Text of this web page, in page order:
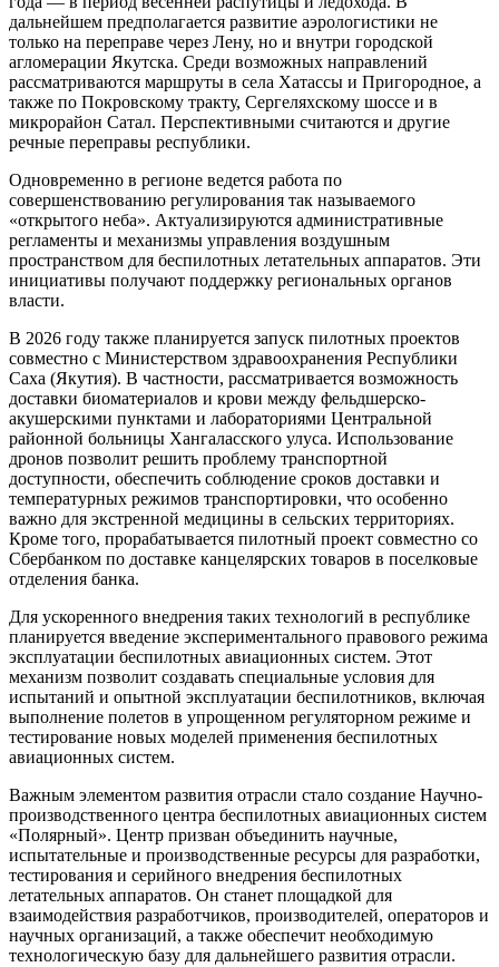
дальнейшем предполагается развитие аэрологистики не
только на переправе через Лену, но и внутри городской
агломерации Якутска. Среди возможных направлений
рассматриваются маршруты в села Хатассы и Пригородное, а
также по Покровскому тракту, Сергеляхскому шоссе и в
микрорайон Сатал. Перспективными считаются и другие
речные переправы республики.
Одновременно в регионе ведется работа по
совершенствованию регулирования так называемого
«открытого неба». Актуализируются административные
регламенты и механизмы управления воздушным
пространством для беспилотных летательных аппаратов. Эти
инициативы получают поддержку региональных органов
власти.
В 2026 году также планируется запуск пилотных проектов
совместно с Министерством здравоохранения Республики
Саха (Якутия). В частности, рассматривается возможность
доставки биоматериалов и крови между фельдшерско-
акушерскими пунктами и лабораториями Центральной
районной больницы Хангаласского улуса. Использование
дронов позволит решить проблему транспортной
доступности, обеспечить соблюдение сроков доставки и
температурных режимов транспортировки, что особенно
важно для экстренной медицины в сельских территориях.
Кроме того, прорабатывается пилотный проект совместно со
Сбербанком по доставке канцелярских товаров в поселковые
отделения банка.
Для ускоренного внедрения таких технологий в республике
планируется введение экспериментального правового режима
эксплуатации беспилотных авиационных систем. Этот
механизм позволит создавать специальные условия для
испытаний и опытной эксплуатации беспилотников, включая
выполнение полетов в упрощенном регуляторном режиме и
тестирование новых моделей применения беспилотных
авиационных систем.
Важным элементом развития отрасли стало создание Научно-
производственного центра беспилотных авиационных систем
«Полярный». Центр призван объединить научные,
испытательные и производственные ресурсы для разработки,
тестирования и серийного внедрения беспилотных
летательных аппаратов. Он станет площадкой для
взаимодействия разработчиков, производителей, операторов и
научных организаций, а также обеспечит необходимую
технологическую базу для дальнейшего развития отрасли.